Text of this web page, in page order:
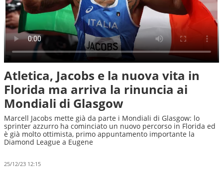
Atletica, Jacobs e la nuova vita in
Florida ma arriva la rinuncia ai
Mondiali di Glasgow
Marcell Jacobs mette già da parte i Mondiali di Glasgow: lo
sprinter azzurro ha cominciato un nuovo percorso in Florida ed
è già molto ottimista, primo appuntamento importante la
Diamond League a Eugene
25/12/23 12:15